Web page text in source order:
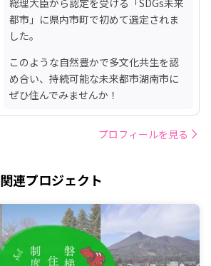
都市」に県内市町で初めて選定されま
した。
このような自然豊かで多文化共生を認
め合い、持続可能な未来都市湖南市に
ぜひ住んでみませんか！
プロフィールを見る
関連プロジェクト